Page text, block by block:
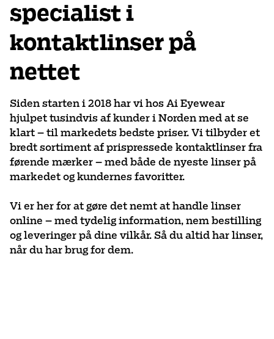
specialist i
kontaktlinser på
nettet
Siden starten i 2018 har vi hos Ai Eyewear
hjulpet tusindvis af kunder i Norden med at se
klart – til markedets bedste priser. Vi tilbyder et
bredt sortiment af prispressede kontaktlinser fra
førende mærker – med både de nyeste linser på
markedet og kundernes favoritter.
Vi er her for at gøre det nemt at handle linser
online – med tydelig information, nem bestilling
og leveringer på dine vilkår. Så du altid har linser,
når du har brug for dem.